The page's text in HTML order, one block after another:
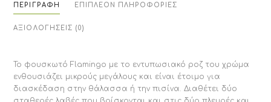
ΠΕΡΙΓΡΑΦΉ ΕΠΙΠΛΈΟΝ ΠΛΗΡΟΦΟΡΊΕΣ
ΑΞΙΟΛΟΓΉΣΕΙΣ (0)
Το φουσκωτό Flamingo με το εντυπωσιακό ροζ του χρώμα
ενθουσιάζει μικρούς μεγάλους και είναι έτοιμο για
διασκέδαση στην θάλασσα ή την πισίνα. Διαθέτει δύο